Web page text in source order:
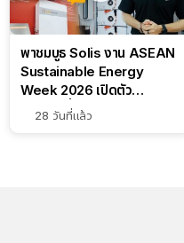
พาชมบูธ Solis งาน ASEAN
Sustainable Energy
Week 2026 เปิดตัว
แบตเตอรี่ IntelliHouse และ
28 วันที่แล้ว